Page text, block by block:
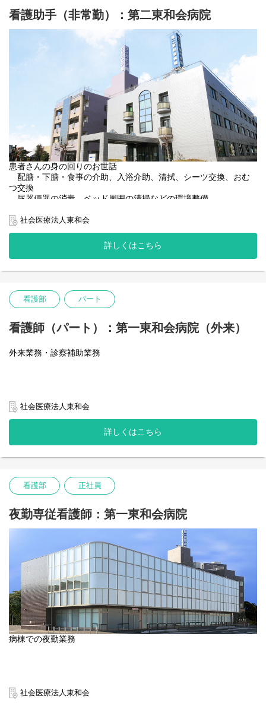
看護助手（非常勤）：第二東和会病院
患者さんの身の回りのお世話
配膳・下膳・食事の介助、入浴介助、清拭、シーツ交換、おむ
つ交換
尿器便器の消毒、ベッド周囲の清掃などの環境整備
看護師のサポート業務
物品の整理整頓、メッセンジャー業務
社会医療法人東和会
詳しくはこちら
看護部 パート
看護師（パート）：第一東和会病院（外来）
外来業務・診察補助業務
社会医療法人東和会
詳しくはこちら
看護部 正社員
夜勤専従看護師：第一東和会病院
病棟での夜勤業務
社会医療法人東和会